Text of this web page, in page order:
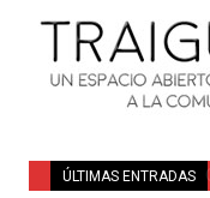
ÚLTIMAS ENTRADAS